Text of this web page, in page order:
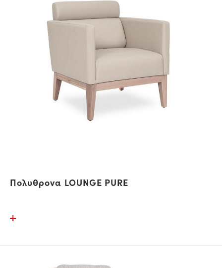
Πολυθρονα LOUNGE PURE